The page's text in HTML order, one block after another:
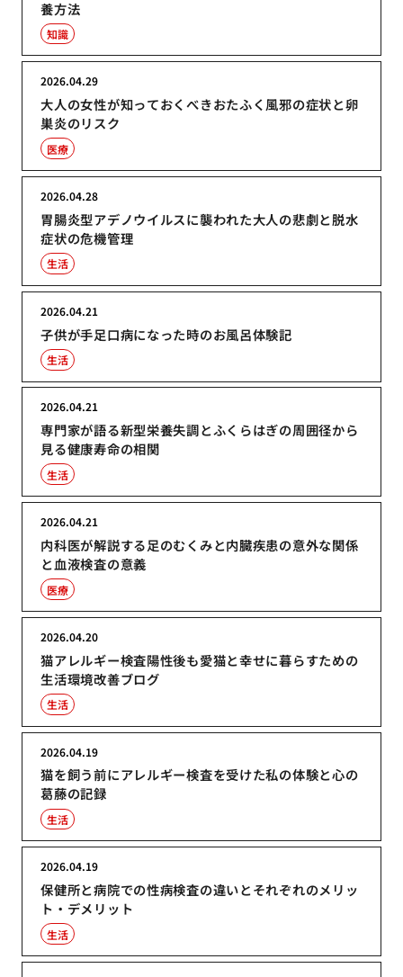
養方法
知識
大人の女性が知っておくべきおたふく風邪の症状と卵
巣炎のリスク
2026.04.29
医療
胃腸炎型アデノウイルスに襲われた大人の悲劇と脱水
症状の危機管理
2026.04.28
生活
子供が手足口病になった時のお風呂体験記
2026.04.21
生活
専門家が語る新型栄養失調とふくらはぎの周囲径から
見る健康寿命の相関
2026.04.21
生活
内科医が解説する足のむくみと内臓疾患の意外な関係
と血液検査の意義
2026.04.21
医療
猫アレルギー検査陽性後も愛猫と幸せに暮らすための
生活環境改善ブログ
2026.04.20
生活
猫を飼う前にアレルギー検査を受けた私の体験と心の
葛藤の記録
2026.04.19
生活
保健所と病院での性病検査の違いとそれぞれのメリッ
ト・デメリット
2026.04.19
生活